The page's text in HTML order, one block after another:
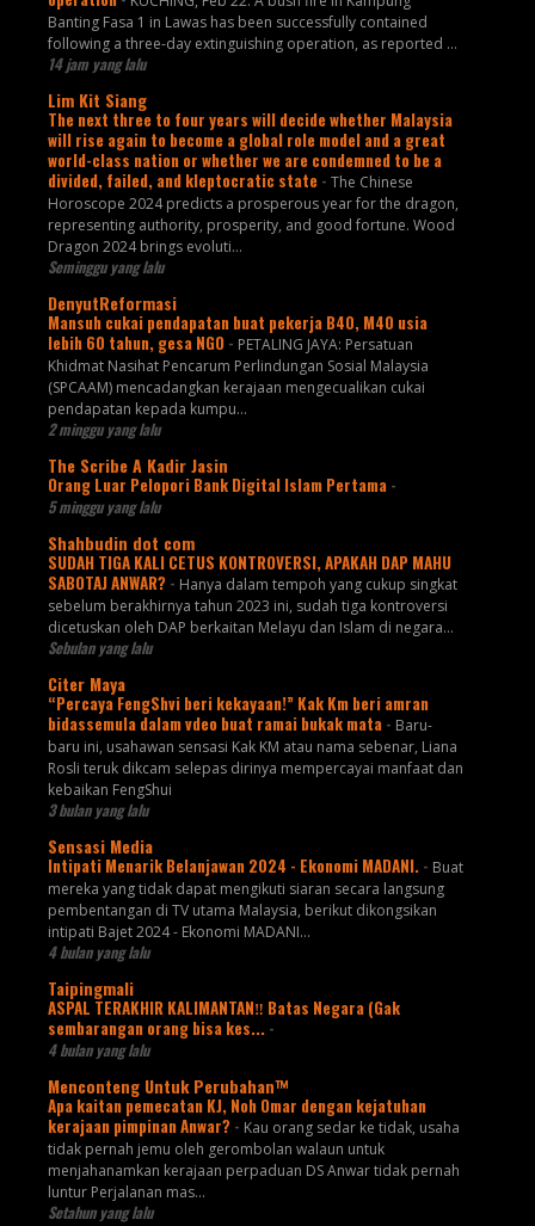
Banting Fasa 1 in Lawas has been successfully contained
following a three-day extinguishing operation, as reported ...
14 jam yang lalu
Lim Kit Siang
The next three to four years will decide whether Malaysia
will rise again to become a global role model and a great
world-class nation or whether we are condemned to be a
divided, failed, and kleptocratic state - The Chinese
Horoscope 2024 predicts a prosperous year for the dragon,
representing authority, prosperity, and good fortune. Wood
Dragon 2024 brings evoluti...
Seminggu yang lalu
DenyutReformasi
Mansuh cukai pendapatan buat pekerja B40, M40 usia
lebih 60 tahun, gesa NGO - PETALING JAYA: Persatuan
Khidmat Nasihat Pencarum Perlindungan Sosial Malaysia
(SPCAAM) mencadangkan kerajaan mengecualikan cukai
pendapatan kepada kumpu...
2 minggu yang lalu
The Scribe A Kadir Jasin
Orang Luar Pelopori Bank Digital Islam Pertama -
5 minggu yang lalu
Shahbudin dot com
SUDAH TIGA KALI CETUS KONTROVERSI, APAKAH DAP MAHU
SABOTAJ ANWAR? - Hanya dalam tempoh yang cukup singkat
sebelum berakhirnya tahun 2023 ini, sudah tiga kontroversi
dicetuskan oleh DAP berkaitan Melayu dan Islam di negara...
Sebulan yang lalu
Citer Maya
“Percaya FengShvi beri kekayaan!” Kak Km beri amran
bidassemula dalam vdeo buat ramai bukak mata - Baru-
baru ini, usahawan sensasi Kak KM atau nama sebenar, Liana
Rosli teruk dikcam selepas dirinya mempercayai manfaat dan
kebaikan FengShui
3 bulan yang lalu
Sensasi Media
Intipati Menarik Belanjawan 2024 - Ekonomi MADANI. - Buat
mereka yang tidak dapat mengikuti siaran secara langsung
pembentangan di TV utama Malaysia, berikut dikongsikan
intipati Bajet 2024 - Ekonomi MADANI...
4 bulan yang lalu
Taipingmali
ASPAL TERAKHIR KALIMANTAN‼️ Batas Negara (Gak
sembarangan orang bisa kes... -
4 bulan yang lalu
Menconteng Untuk Perubahan™
Apa kaitan pemecatan KJ, Noh Omar dengan kejatuhan
kerajaan pimpinan Anwar? - Kau orang sedar ke tidak, usaha
tidak pernah jemu oleh gerombolan walaun untuk
menjahanamkan kerajaan perpaduan DS Anwar tidak pernah
luntur Perjalanan mas...
Setahun yang lalu